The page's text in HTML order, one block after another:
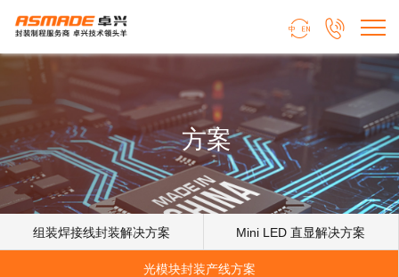


方案
组装焊接线封装解决方案 Mini LED 直显解决方案
光模块封装产线方案